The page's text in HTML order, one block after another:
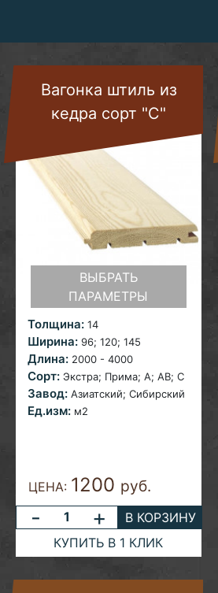
Вагонка штиль из
кедра сорт "С"
ВЫБРАТЬ
ПАРАМЕТРЫ
Толщина: 14
Ширина:96; 120; 145
Длина: 2000 - 4000
Сорт:Экстра; Прима; A; AB; С
Завод:Азиатский; Сибирский
Ед.изм: м2
ЦЕНА: 1200 руб.
- +
В КОРЗИНУ
КУПИТЬ В 1 КЛИК